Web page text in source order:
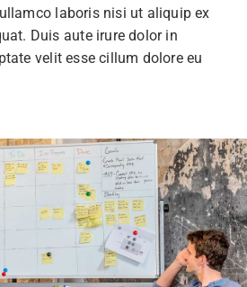
laboris nisi ut aliquip ex
Duis aute irure dolor in
velit esse cillum dolore eu